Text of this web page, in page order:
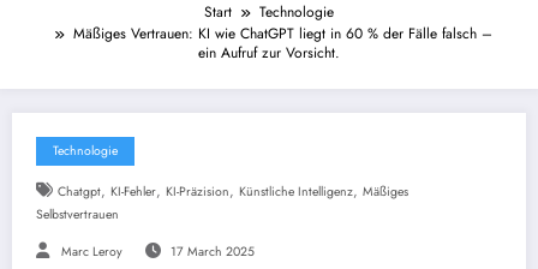
Start
Technologie
Mäßiges Vertrauen: KI wie ChatGPT liegt in 60 % der Fälle falsch –
ein Aufruf zur Vorsicht.
Technologie
Chatgpt, KI-Fehler, KI-Präzision, Künstliche Intelligenz, Mäßiges
Selbstvertrauen
Marc Leroy 17 March 2025